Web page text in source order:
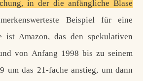
in der die anfängliche Blase
Beispiel für eine
ist Amazon, das den spekulativen
von Anfang 1998 bis zu seinem
um das 21-fache anstieg, um dann